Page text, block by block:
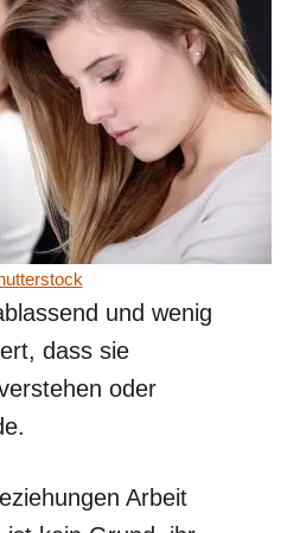
und wenig
dass sie
oder
Arbeit